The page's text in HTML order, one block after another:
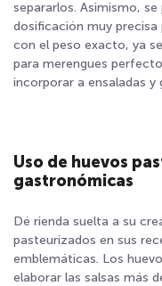
separarlos. Asimismo,
dosificación muy precisa
con el peso exacto, ya
para merengues
incorporar a ensaladas y
Uso de huevos
gastronómicas
Dé rienda suelta a su
pasteurizados en sus
emblemáticas. Los
elaborar las salsas más